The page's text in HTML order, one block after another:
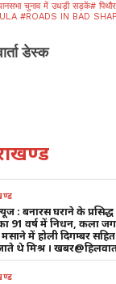
चुनाव में उधड़ी सड़कें#
#ROADS IN BAD
डेस्क
न्यूज : बनारस घराने के
91 वर्ष में निधन, कला
में होली दिगम्बर
थे मिश्र ।